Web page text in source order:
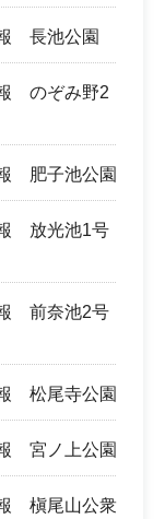
長池公園
のぞみ野2
肥子池公園
放光池1号
前奈池2号
松尾寺公園
宮ノ上公園
槇尾山公衆